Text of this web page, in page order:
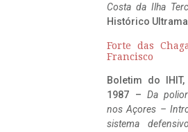
Costa da Ilha
Histórico
Forte das
Francisco
Boletim do
1987 – Da
nos Açores –
sistema